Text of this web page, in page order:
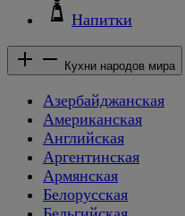
Напитки
Кухни народов мира
Азербайджанская
Американская
Английская
Аргентинская
Армянская
Белорусская